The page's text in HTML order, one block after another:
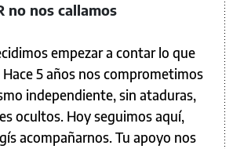
no nos callamos
empezar a contar lo que
5 años nos comprometimos
independiente, sin ataduras,
ocultos. Hoy seguimos aquí,
acompañarnos. Tu apoyo nos